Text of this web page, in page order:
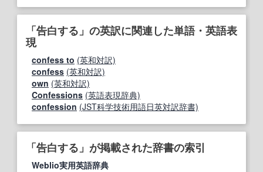
「告白する」の英訳に関連した単語・英語表
現
confess to (英和対訳)
confess (英和対訳)
own (英和対訳)
Confessions (英語表現辞典)
confession (JST科学技術用語日英対訳辞書)
「告白する」が掲載された辞書の索引
Weblio実用英語辞典